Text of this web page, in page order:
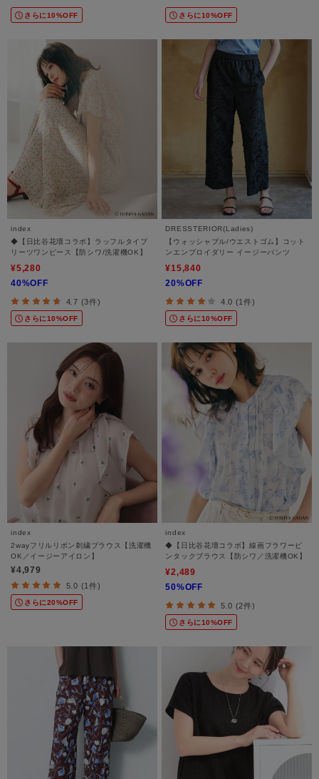
さらに10%OFF さらに10%OFF
index
◆【日比谷花壇コラボ】ラッフルタイプ
リーツワンピース【防シワ/洗濯機OK】
¥5,280
40%OFF
4.7 (3件)
さらに10%OFF
DRESSTERIOR(Ladies)
【ウォッシャブル/ウエストゴム】コット
ンエンブロイダリー イージーパンツ
¥15,840
20%OFF
4.0 (1件)
さらに10%OFF
index
2wayフリルリボン刺繍ブラウス【洗濯機
OK／イージーアイロン】
¥4,979
5.0 (1件)
さらに20%OFF
index
◆【日比谷花壇コラボ】線画フラワーピ
ンタックブラウス【防シワ／洗濯機OK】
¥2,489
50%OFF
5.0 (2件)
さらに10%OFF